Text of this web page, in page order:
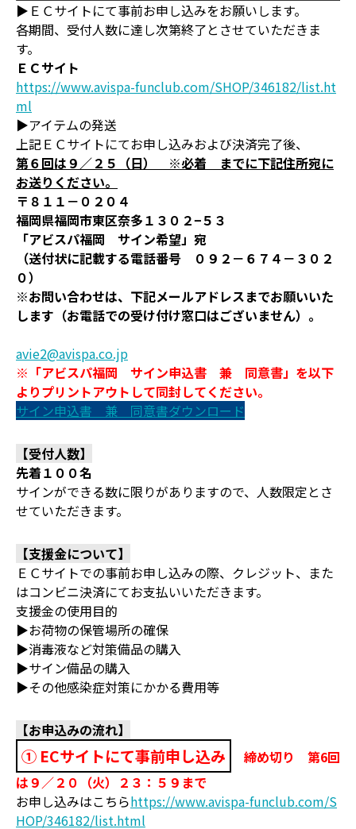
▶ＥＣサイトにて事前お申し込みをお願いします。
各期間、受付人数に達し次第終了とさせていただきま
す。
ＥＣサイト
https://www.avispa-funclub.com/SHOP/346182/list.ht
ml
▶アイテムの発送
上記ＥＣサイトにてお申し込みおよび決済完了後、
第６回は９／２５（日） ※必着 までに下記住所宛に
お送りください。
〒８１１－０２０４
福岡県福岡市東区奈多１３０２−５３
「アビスパ福岡 サイン希望」宛
（送付状に記載する電話番号 ０９２－６７４－３０２
０）
※お問い合わせは、下記メールアドレスまでお願いいた
します（お電話での受け付け窓口はございません）。
avie2@avispa.co.jp
※「アビスパ福岡 サイン申込書 兼 同意書」を以下
よりプリントアウトして同封してください。
サイン申込書 兼 同意書ダウンロード
【受付人数】
先着１００名
サインができる数に限りがありますので、人数限定とさ
せていただきます。
【支援金について】
ＥＣサイトでの事前お申し込みの際、クレジット、また
はコンビニ決済にてお支払いいただきます。
支援金の使用目的
▶お荷物の保管場所の確保
▶消毒液など対策備品の購入
▶サイン備品の購入
▶その他感染症対策にかかる費用等
【お申込みの流れ】
① ECサイトにて事前申し込み
締め切り 第6回
は９／２０（火）２３：５９まで
お申し込みはこちらhttps://www.avispa-funclub.com/S
HOP/346182/list.html